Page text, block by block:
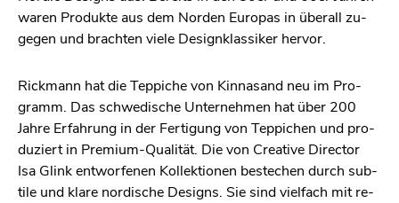
waren Pro­duk­te aus dem Nor­den Eu­ro­pas in über­all zu­
ge­gen und brach­ten viele De­sign­klas­si­ker her­vor.
Rick­mann hat die Tep­pi­che von Kin­na­sand neu im Pro­
gramm. Das schwe­di­sche Un­ter­neh­men hat über 200
Jahre Er­fah­rung in der Fer­ti­gung von Tep­pi­chen und pro­
du­ziert in Pre­mi­um-Qua­li­tät. Die von Crea­ti­ve Di­rec­tor
Isa Glink ent­wor­fe­nen Kol­lek­tio­nen be­stechen durch sub­
ti­le und klare nor­di­sche De­signs. Sie sind viel­fach mit re­